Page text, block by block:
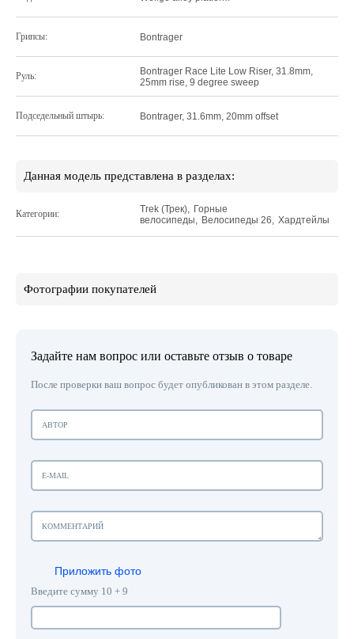
Грипсы: Bontrager
Руль:
Bontrager Race Lite Low Riser, 31.8mm,
25mm rise, 9 degree sweep
Подседельный штырь: Bontrager, 31.6mm, 20mm offset
Данная модель представлена в разделах:
Категории: Trek (Трек)
Горные
велосипеды
Велосипеды 26 Хардтейлы
Фотографии покупателей
Задайте нам вопрос или оставьте отзыв о товаре
После проверки ваш вопрос будет опубликован в этом разделе.
Приложить фото
Введите сумму 10 + 9